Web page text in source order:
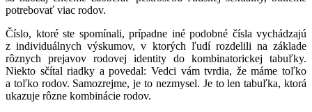
potrebovať viac rodov.
Číslo, ktoré ste spomínali, prípadne iné podobné čísla vychádzajú
z individuálnych výskumov, v ktorých ľudí rozdelili na základe
rôznych prejavov rodovej identity do kombinatorickej tabuľky.
Niekto sčítal riadky a povedal: Vedci vám tvrdia, že máme toľko
a toľko rodov. Samozrejme, je to nezmysel. Je to len tabuľka, ktorá
ukazuje rôzne kombinácie rodov.